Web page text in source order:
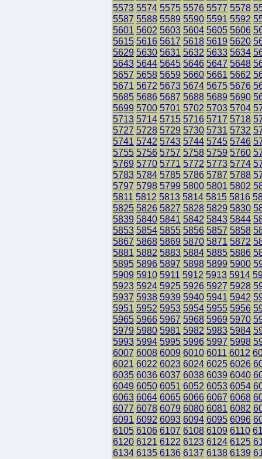
5573 5574 5575 5576 5577 5578
5587 5588 5589 5590 5591 5592
5601 5602 5603 5604 5605 5606
5615 5616 5617 5618 5619 5620
5629 5630 5631 5632 5633 5634
5643 5644 5645 5646 5647 5648
5657 5658 5659 5660 5661 5662
5671 5672 5673 5674 5675 5676
5685 5686 5687 5688 5689 5690
5699 5700 5701 5702 5703 5704
5713 5714 5715 5716 5717 5718
5727 5728 5729 5730 5731 5732
5741 5742 5743 5744 5745 5746
5755 5756 5757 5758 5759 5760
5769 5770 5771 5772 5773 5774
5783 5784 5785 5786 5787 5788
5797 5798 5799 5800 5801 5802
5811 5812 5813 5814 5815 5816
5825 5826 5827 5828 5829 5830
5839 5840 5841 5842 5843 5844
5853 5854 5855 5856 5857 5858
5867 5868 5869 5870 5871 5872
5881 5882 5883 5884 5885 5886
5895 5896 5897 5898 5899 5900
5909 5910 5911 5912 5913 5914
5923 5924 5925 5926 5927 5928
5937 5938 5939 5940 5941 5942
5951 5952 5953 5954 5955 5956
5965 5966 5967 5968 5969 5970
5979 5980 5981 5982 5983 5984
5993 5994 5995 5996 5997 5998
6007 6008 6009 6010 6011 6012
6021 6022 6023 6024 6025 6026
6035 6036 6037 6038 6039 6040
6049 6050 6051 6052 6053 6054
6063 6064 6065 6066 6067 6068
6077 6078 6079 6080 6081 6082
6091 6092 6093 6094 6095 6096
6105 6106 6107 6108 6109 6110
6120 6121 6122 6123 6124 6125
6134 6135 6136 6137 6138 6139